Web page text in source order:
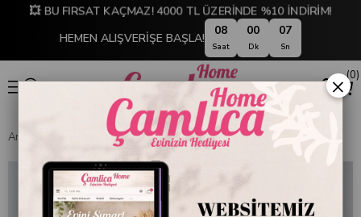
💥 BU FIRSAT KAÇMAZ! 4000 TL ÜZERİNDE %10 İNDİRİM!
HEMEN ALIŞVERİŞE BAŞLA!
08
Saat
00
Dk
07
Sn
0
Anasayfa Seta Marble Dikdörtgen Gümüş Tepsi 63 cm
×